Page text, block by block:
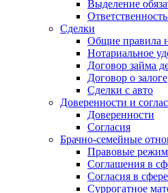
Выделение
Сделки
Общие правила
Нотариальное
Договор займа
Договор о залоге
Сделки с авто
Доверенности и
Доверенности
Согласия
Брачно-семейные
Правовые
Соглашения в
Согласия в
Суррогатное